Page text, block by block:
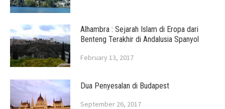
Alhambra : Sejarah Islam di Eropa dari
Benteng Terakhir di Andalusia Spanyol
February 13, 2017
Dua Penyesalan di Budapest
September 26, 2017